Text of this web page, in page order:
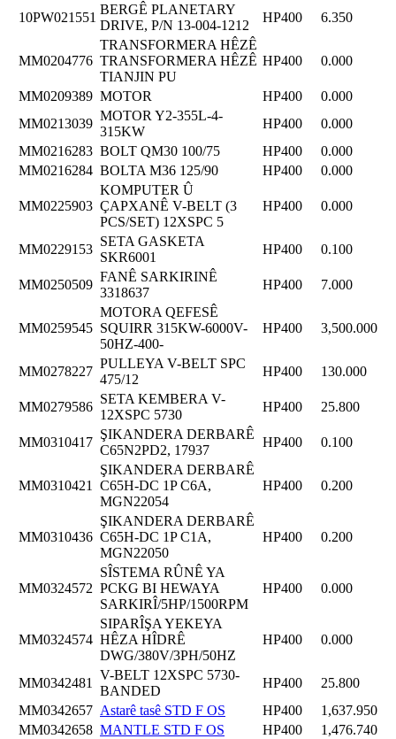
10PW021551
BERGÊ PLANETARY
DRIVE, P/N 13-004-1212
HP400 6.350
MM0204776
TRANSFORMERA HÊZÊ
TRANSFORMERA HÊZÊ
TIANJIN PU
HP400 0.000
MM0209389 MOTOR HP400
0.000
MM0213039
MOTOR Y2-355L-4-
315KW
HP400
0.000
MM0216283 BOLT QM30 100/75 HP400
0.000
MM0216284 BOLTA M36 125/90 HP400 0.000
MM0225903
KOMPUTER Û
ÇAPXANÊ V-BELT (3
PCS/SET) 12XSPC 5
HP400 0.000
MM0229153
SETA GASKETA
SKR6001
HP400 0.100
MM0250509
FANÊ SARKIRINÊ
3318637
HP400 7.000
MM0259545
MOTORA QEFESÊ
SQUIRR 315KW-6000V-
50HZ-400-
HP400 3,500.000
MM0278227
PULLEYA V-BELT SPC
475/12
HP400 130.000
MM0279586
SETA KEMBERA V-
12XSPC 5730
HP400 25.800
MM0310417
ŞIKANDERA DERBARÊ
C65N2PD2, 17937
HP400 0.100
MM0310421
ŞIKANDERA DERBARÊ
C65H-DC 1P C6A,
MGN22054
HP400 0.200
MM0310436
ŞIKANDERA DERBARÊ
C65H-DC 1P C1A,
MGN22050
HP400 0.200
MM0324572
SÎSTEMA RÛNÊ YA
PCKG BI HEWAYA
SARKIRÎ/5HP/1500RPM
HP400 0.000
MM0324574
SIPARÎŞA YEKEYA
HÊZA HÎDRÊ
DWG/380V/3PH/50HZ
HP400 0.000
MM0342481
V-BELT 12XSPC 5730-
BANDED
HP400
25.800
MM0342657 Astarê tasê STD F OS HP400
1,637.950
MM0342658 MANTLE STD F OS HP400 1,476.740